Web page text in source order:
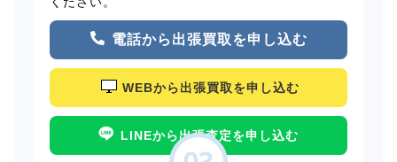
電話から出張買取を申し込む
WEBから出張買取を申し込む
LINEから出張査定を申し込む